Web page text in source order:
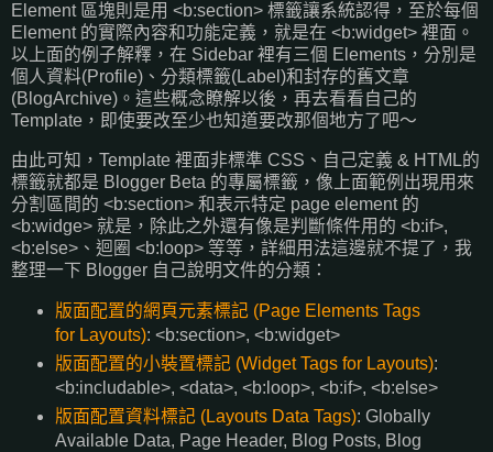
Element 區塊則是用 <b:section> 標籤讓系統認得，至於每個
Element 的實際內容和功能定義，就是在 <b:widget> 裡面。
以上面的例子解釋，在 Sidebar 裡有三個 Elements，分別是
個人資料(Profile)、分類標籤(Label)和封存的舊文章
(BlogArchive)。這些概念瞭解以後，再去看看自己的
Template，即使要改至少也知道要改那個地方了吧～
由此可知，Template 裡面非標準 CSS、自己定義 & HTML的
標籤就都是 Blogger Beta 的專屬標籤，像上面範例出現用來
分割區間的 <b:section> 和表示特定 page element 的
<b:widge> 就是，除此之外還有像是判斷條件用的 <b:if>,
<b:else>、迴圈 <b:loop> 等等，詳細用法這邊就不提了，我
整理一下 Blogger 自己說明文件的分類：
版面配置的網頁元素標記 (Page Elements Tags
for Layouts): <b:section>, <b:widget>
版面配置的小裝置標記 (Widget Tags for Layouts):
<b:includable>, <data>, <b:loop>, <b:if>, <b:else>
版面配置資料標記 (Layouts Data Tags): Globally
Available Data, Page Header, Blog Posts, Blog